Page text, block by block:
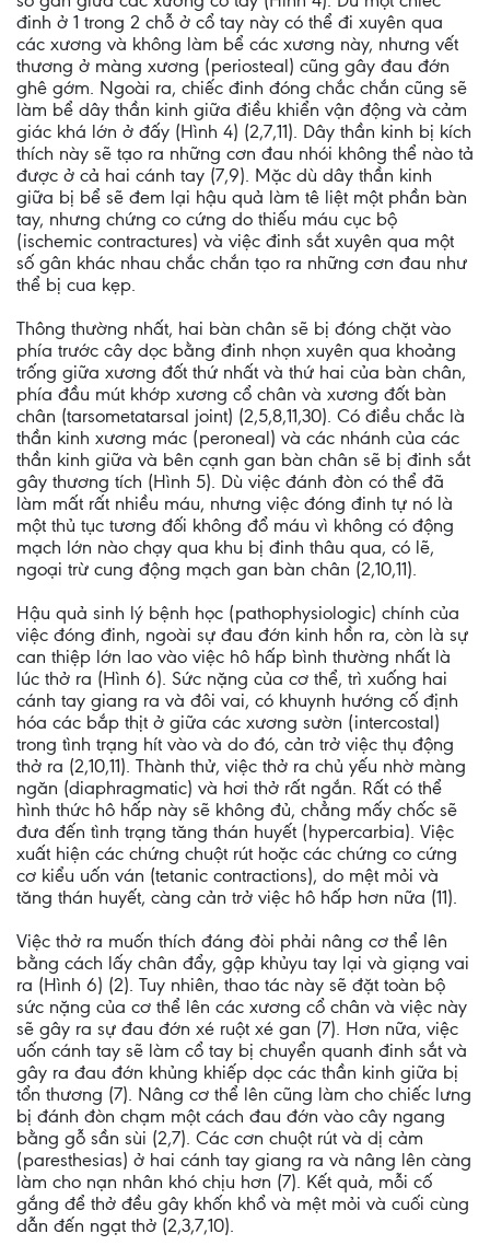
đinh ở 1 trong 2 chỗ ở cổ tay này có thể đi xuyên qua
các xương và không làm bể các xương này, nhưng vết
thương ở màng xương (periosteal) cũng gây đau đớn
ghê gớm. Ngoài ra, chiếc đinh đóng chắc chắn cũng sẽ
làm bể dây thần kinh giữa điều khiển vận động và cảm
giác khá lớn ở đấy (Hình 4) (2,7,11). Dây thần kinh bị kích
thích này sẽ tạo ra những cơn đau nhói không thể nào tả
được ở cả hai cánh tay (7,9). Mặc dù dây thần kinh
giữa bị bể sẽ đem lại hậu quả làm tê liệt một phần bàn
tay, nhưng chứng co cứng do thiếu máu cục bộ
(ischemic contractures) và việc đinh sắt xuyên qua một
số gân khác nhau chắc chắn tạo ra những cơn đau như
thể bị cua kẹp.
Thông thường nhất, hai bàn chân sẽ bị đóng chặt vào
phía trước cây dọc bằng đinh nhọn xuyên qua khoảng
trống giữa xương đốt thứ nhất và thứ hai của bàn chân,
phía đầu mút khớp xương cổ chân và xương đốt bàn
chân (tarsometatarsal joint) (2,5,8,11,30). Có điều chắc là
thần kinh xương mác (peroneal) và các nhánh của các
thần kinh giữa và bên cạnh gan bàn chân sẽ bị đinh sắt
gây thương tích (Hình 5). Dù việc đánh đòn có thể đã
làm mất rất nhiều máu, nhưng việc đóng đinh tự nó là
một thủ tục tương đối không đổ máu vì không có động
mạch lớn nào chạy qua khu bị đinh thâu qua, có lẽ,
ngoại trừ cung động mạch gan bàn chân (2,10,11).
Hậu quả sinh lý bệnh học (pathophysiologic) chính của
việc đóng đinh, ngoài sự đau đớn kinh hồn ra, còn là sự
can thiệp lớn lao vào việc hô hấp bình thường nhất là
lúc thở ra (Hình 6). Sức nặng của cơ thể, trì xuống hai
cánh tay giang ra và đôi vai, có khuynh hướng cố định
hóa các bắp thịt ở giữa các xương sườn (intercostal)
trong tình trạng hít vào và do đó, cản trở việc thụ động
thở ra (2,10,11). Thành thử, việc thở ra chủ yếu nhờ màng
ngăn (diaphragmatic) và hơi thở rất ngắn. Rất có thể
hình thức hô hấp này sẽ không đủ, chẳng mấy chốc sẽ
đưa đến tình trạng tăng thán huyết (hypercarbia). Việc
xuất hiện các chứng chuột rút hoặc các chứng co cứng
cơ kiểu uốn ván (tetanic contractions), do mệt mỏi và
tăng thán huyết, càng cản trở việc hô hấp hơn nữa (11).
Việc thở ra muốn thích đáng đòi phải nâng cơ thể lên
bằng cách lấy chân đẩy, gập khủyu tay lại và giạng vai
ra (Hình 6) (2). Tuy nhiên, thao tác này sẽ đặt toàn bộ
sức nặng của cơ thể lên các xương cổ chân và việc này
sẽ gây ra sự đau đớn xé ruột xé gan (7). Hơn nữa, việc
uốn cánh tay sẽ làm cổ tay bị chuyển quanh đinh sắt và
gây ra đau đớn khủng khiếp dọc các thần kinh giữa bị
tổn thương (7). Nâng cơ thể lên cũng làm cho chiếc lưng
bị đánh đòn chạm một cách đau đớn vào cây ngang
bằng gỗ sần sùi (2,7). Các cơn chuột rút và dị cảm
(paresthesias) ở hai cánh tay giang ra và nâng lên càng
làm cho nạn nhân khó chịu hơn (7). Kết quả, mỗi cố
gắng để thở đều gây khốn khổ và mệt mỏi và cuối cùng
dẫn đến ngạt thở (2,3,7,10).